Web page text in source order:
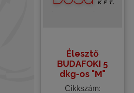
Élesztő
BUDAFOKI 5
dkg-os "M"
Cikkszám: